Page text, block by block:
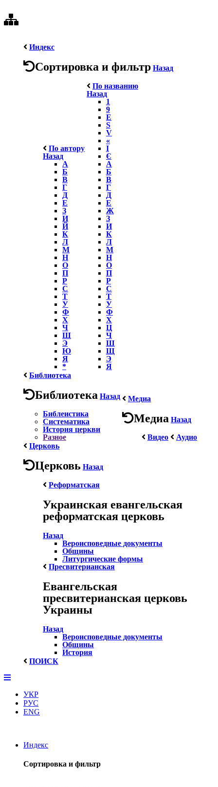
Индекс
Сортировка и фильтр Назад
По автору
Назад
А
Б
В
Г
Д
Е
З
И
Й
К
Л
М
Н
О
П
Р
С
Т
У
Ф
Х
Ч
Ш
Э
Ю
Я
*
По названию
Назад
1
9
E
S
V
«
І
Є
А
Б
В
Г
Д
Е
Ж
З
И
К
Л
М
Н
О
П
Р
С
Т
У
Ф
Х
Ц
Ч
Ш
Щ
Э
Я
Библиотека
Библиотека Назад
Библеистика
Систематика
История церкви
Разное
Медиа
Медиа Назад
Видео
Аудио
Церковь
Церковь Назад
Реформатская
Украинская евангельская
реформатская церковь
Назад
Вероисповедные документы
Общины
Литургические формы
Пресвитерианская
Евангельская
пресвитерианская церковь
Украины
Назад
Вероисповедные документы
Общины
История
ПОИСК
УКР
РУС
ENG
Индекс
Сортировка и фильтр